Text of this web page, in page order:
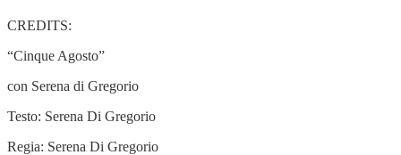
CREDITS:
“Cinque Agosto”
con Serena di Gregorio
Testo: Serena Di Gregorio
Regia: Serena Di Gregorio